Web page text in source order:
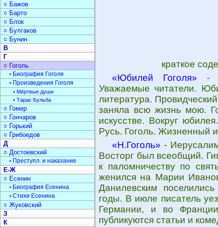
краткое
«Юбилей Гоголя» -
Уважаемые читатели.
литература.
заняла всю жизнь мою.
искусстве. Вокруг
Русь. Гоголь. Жизненный
«Н.Гоголь» -
Восторг был всеобщий.
к паломничеству по
женился на Марии
Данилевским
годы. В июле писатель
Германии, и во
публикуются статьи и
○ Бажов
○ Барто
○ Блок
○ Булгаков
○ Бунин
В
Г
○ Гоголь
▫ Биография Гоголя
▫ Произведения Гоголя
• Мёртвые души
• Тарас Бульба
○ Гомер
○ Гончаров
○ Горький
○ Грибоедов
Д
○ Достоевский
▫ Преступл. и наказание
Е-Ж
○ Есенин
▫ Биография Есенина
▫ Стихи Есенина
○ Жуковский
З
К